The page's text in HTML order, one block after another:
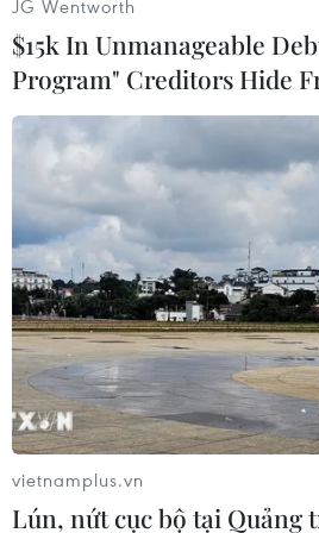
#Trung Quốc #EU #Quân sự
Trung Quốc
JG Wentworth
$15k In Unmanageable
Program" Creditors Hide
vietnamplus.vn
Lún, nứt cục bộ tại Quảng